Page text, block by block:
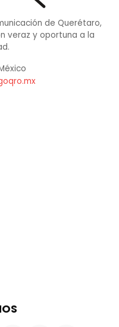
de Querétaro,
veraz y oportuna a la